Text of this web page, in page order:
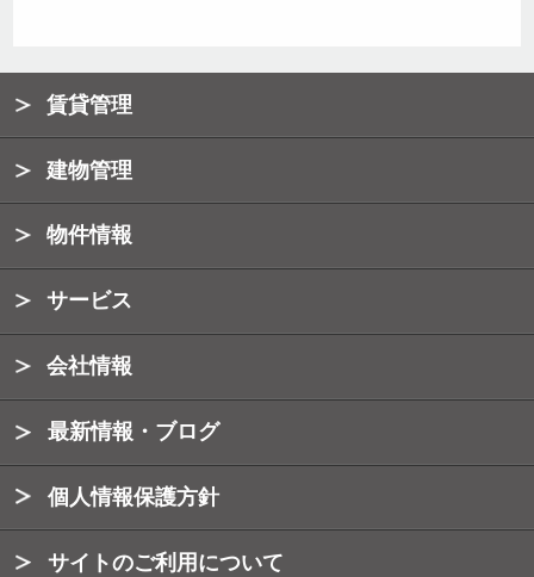
賃貸管理
建物管理
物件情報
サービス
会社情報
最新情報・ブログ
個人情報保護方針
サイトのご利用について